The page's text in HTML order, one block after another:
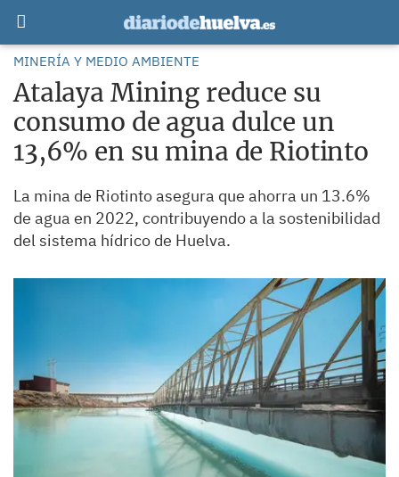
MINERÍA Y MEDIO AMBIENTE
Atalaya Mining reduce su
consumo de agua dulce un
13,6% en su mina de Riotinto
La mina de Riotinto asegura que ahorra un 13.6%
de agua en 2022, contribuyendo a la sostenibilidad
del sistema hídrico de Huelva.